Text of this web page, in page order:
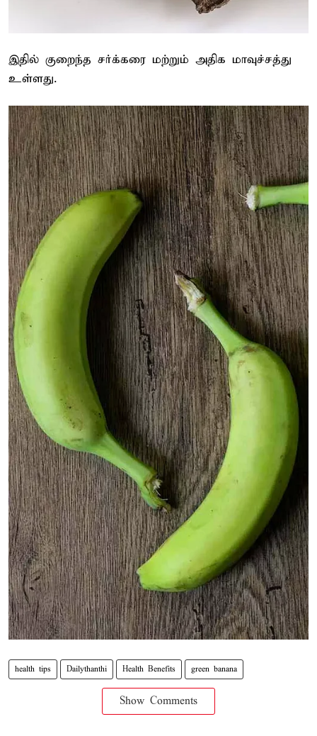
இதில் குறைந்த சர்க்கரை மற்றும் அதிக மாவுச்சத்து
உள்ளது.
health tips Dailythanthi Health Benefits green banana
Show Comments